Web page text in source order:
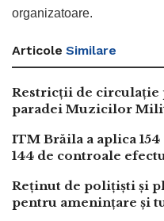
organizatoare.
Articole Similare
Restricții de circulație
paradei Muzicilor
ITM Brăila a aplica
144 de controale
Reținut de polițiști și
pentru amenințare și